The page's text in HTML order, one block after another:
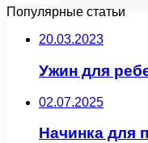
Популярные статьи
20.03.2023
Ужин для
02.07.2025
Начинка для